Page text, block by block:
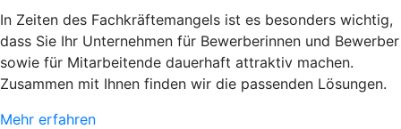
In Zeiten des Fachkräftemangels ist es besonders wichtig,
dass Sie Ihr Unternehmen für Bewerberinnen und Bewerber
sowie für Mitarbeitende dauerhaft attraktiv machen.
Zusammen mit Ihnen finden wir die passenden Lösungen.
Mehr erfahren